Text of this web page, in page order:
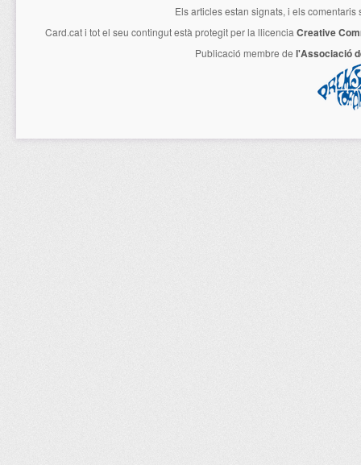
Els articles estan signats, i els
Card.cati tot el seu contingut està protegit per la llicencia Creative
Publicació membre de l'Associació